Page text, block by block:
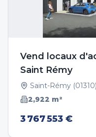
Vend locaux
Saint Rémy
Saint-Rémy (01310)
2,922 m²
3 767 553 €